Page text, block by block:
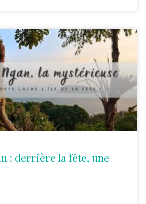
: derrière la fête, une